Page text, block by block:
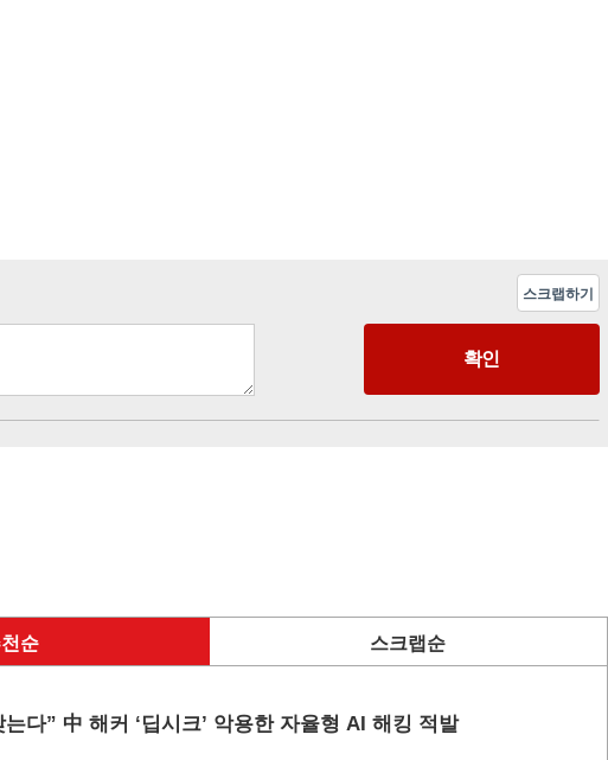
스크랩하기
순 스크랩순
다” 中 해커 ‘딥시크’ 악용한 자율형 AI 해킹 적발